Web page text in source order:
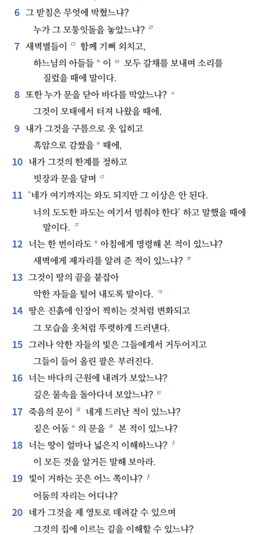
6 그 받침은 무엇에 박혔느냐?
누가 그 모퉁잇돌을 놓았느냐? ㄹ
7 새벽별들이 ㅁ 함께 기뻐 외치고,
하느님의 아들들 * 이 ㅂ 모두 갈채를 보내며 소리를
질렀을 때에 말이다.
8 또한 누가 문을 닫아 바다를 막았느냐? ㅅ
그것이 모태에서 터져 나왔을 때에,
9
내가 그것을 구름으로 옷 입히고
흑암으로 감쌌을 * 때에,
10
내가 그것의 한계를 정하고
빗장과 문을 달며
ㅇ
11 ‘네가 여기까지는 와도 되지만 그 이상은 안 된다.
너의 도도한 파도는 여기서 멈춰야 한다’ 하고 말했을 때에
말이다. ㅈ
12 너는 한 번이라도 * 아침에게 명령해 본 적이 있느냐?
새벽에게 제자리를 알려 준 적이 있느냐? ㅊ
13 그것이 땅의 끝을 붙잡아
악한 자들을 털어 내도록 말이다. ㅋ
14 땅은 진흙에 인장이 찍히는 것처럼 변화되고
그 모습을 옷처럼 뚜렷하게 드러낸다.
15 그러나 악한 자들의 빛은 그들에게서 거두어지고
그들이 들어 올린 팔은 부러진다.
16
너는 바다의 근원에 내려가 보았느냐?
깊은 물속을 돌아다녀 보았느냐? ㅌ
17 죽음의 문이 ㅍ 네게 드러난 적이 있느냐?
짙은 어둠 * 의 문을 ㅎ 본 적이 있느냐?
18 너는 땅이 얼마나 넓은지 이해하느냐? ㅏ
이 모든 것을 알거든 말해 보아라.
19 빛이 거하는 곳은 어느 쪽이냐? ㅑ
어둠의 자리는 어디냐?
20
네가 그것을 제 영토로 데려갈 수 있으며
그것의 집에 이르는 길을 이해할 수 있느냐?